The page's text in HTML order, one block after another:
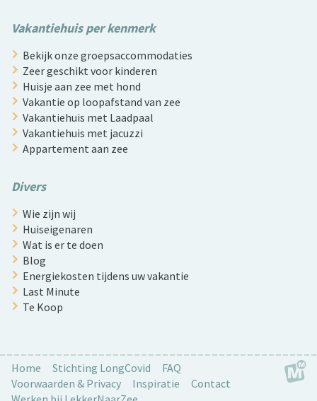
Vakantiehuis per kenmerk
Bekijk onze groepsaccommodaties
Zeer geschikt voor kinderen
Huisje aan zee met hond
Vakantie op loopafstand van zee
Vakantiehuis met Laadpaal
Vakantiehuis met jacuzzi
Appartement aan zee
Divers
Wie zijn wij
Huiseigenaren
Wat is er te doen
Blog
Energiekosten tijdens uw vakantie
Last Minute
Te Koop
Home Stichting LongCovid
FAQ
Voorwaarden & Privacy
Inspiratie
Contact